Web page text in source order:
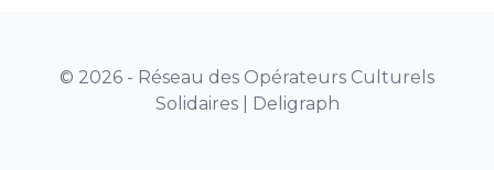
© 2026 - Réseau des Opérateurs Culturels
Solidaires | Deligraph